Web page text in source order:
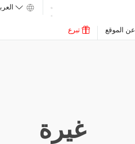
عن الموقع تبرع
غيرة